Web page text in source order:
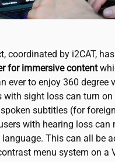
coordinated by i2CAT,
for immersive content
ever to enjoy 360 degree
with sight loss can turn
subtitles (for
with hearing loss can
This can all be
menu system on a